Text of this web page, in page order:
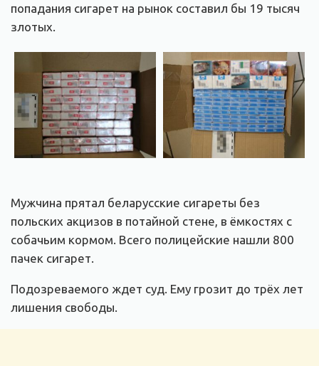
попадания сигарет на рынок составил бы 19 тысяч
злотых.
Мужчина прятал беларусские сигареты без
польских акцизов в потайной стене, в ёмкостях с
собачьим кормом. Всего полицейские нашли 800
пачек сигарет.
Подозреваемого ждет суд. Ему грозит до трёх лет
лишения свободы.